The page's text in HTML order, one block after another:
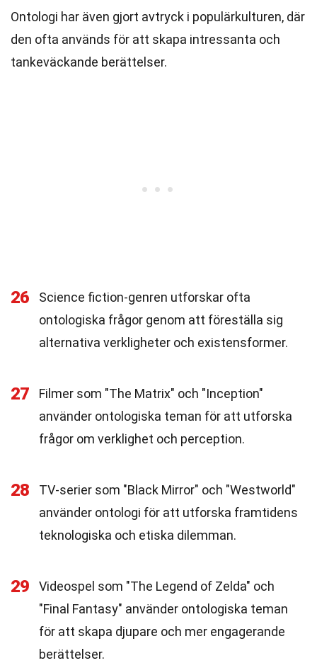
Ontologi har även gjort avtryck i populärkulturen, där
den ofta används för att skapa intressanta och
tankeväckande berättelser.
26
Science fiction-genren utforskar ofta
ontologiska frågor genom att föreställa sig
alternativa verkligheter och existensformer.
27
Filmer som "The Matrix" och "Inception"
använder ontologiska teman för att utforska
frågor om verklighet och perception.
28
TV-serier som "Black Mirror" och "Westworld"
använder ontologi för att utforska framtidens
teknologiska och etiska dilemman.
29
Videospel som "The Legend of Zelda" och
"Final Fantasy" använder ontologiska teman
för att skapa djupare och mer engagerande
berättelser.